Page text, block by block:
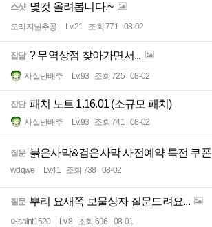
스샷 몇컷 올려봅니다.~
오리지널추공 Lv.21 조회 771 08-02
잡담 ? 무역상점 찾아가면서...
사실난배추 Lv.93 조회 725 08-02
잡담 패치 노트 1.16.01 (소규모 패치)
사실난배추 Lv.93 조회 741 08-02
질문 붉은사막&검은사막 사전예약 특전 쿠폰
wdqwe Lv.41 조회 738 08-02
질문 뿌리 요새쪽 보물상자 질문드려요...
어saint1520 Lv.8 조회 696 08-01